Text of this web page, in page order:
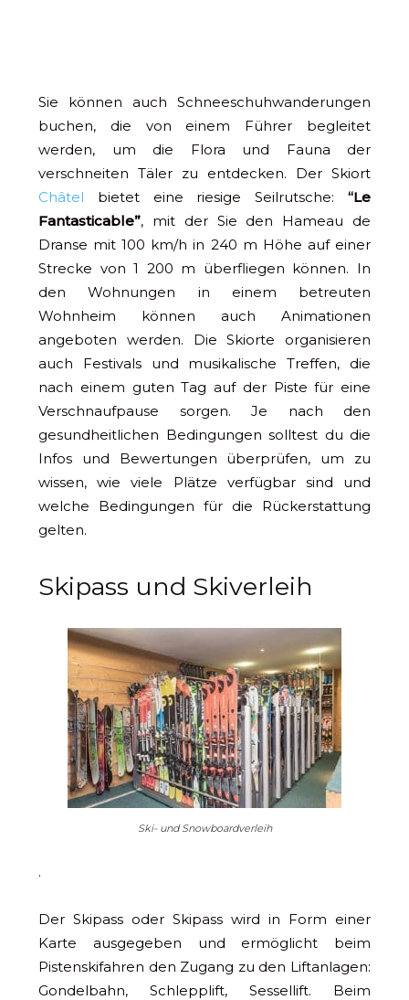
Sie können auch Schneeschuhwanderungen
buchen, die von einem Führer begleitet
werden, um die Flora und Fauna der
verschneiten Täler zu entdecken. Der Skiort
Châtel bietet eine riesige Seilrutsche: “Le
Fantasticable”, mit der Sie den Hameau de
Dranse mit 100 km/h in 240 m Höhe auf einer
Strecke von 1 200 m überfliegen können. In
den Wohnungen in einem betreuten
Wohnheim können auch Animationen
angeboten werden. Die Skiorte organisieren
auch Festivals und musikalische Treffen, die
nach einem guten Tag auf der Piste für eine
Verschnaufpause sorgen. Je nach den
gesundheitlichen Bedingungen solltest du die
Infos und Bewertungen überprüfen, um zu
wissen, wie viele Plätze verfügbar sind und
welche Bedingungen für die Rückerstattung
gelten.
Skipass und Skiverleih
Ski- und Snowboardverleih
.
Der Skipass oder Skipass wird in Form einer
Karte ausgegeben und ermöglicht beim
Pistenskifahren den Zugang zu den Liftanlagen:
Gondelbahn, Schlepplift, Sessellift. Beim